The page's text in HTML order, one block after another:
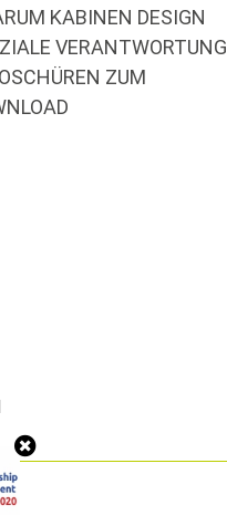
KABINEN DESIGN
VERANTWORTUNG
ZUM